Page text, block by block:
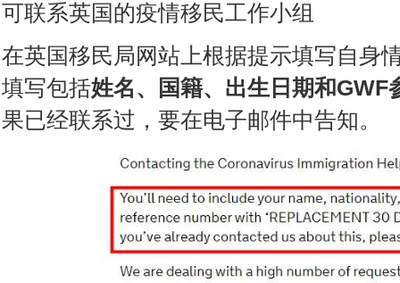
可联系英国的疫情移民工作小组
在英国移民局网站上根据提示填写自身
填写包括姓名、国籍、出生日期和GWF
果已经联系过，要在电子邮件中告知。